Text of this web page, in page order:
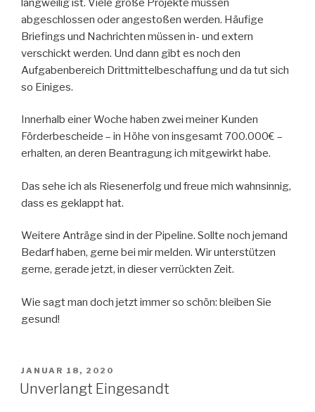
langweilig ist. Viele große Projekte müssen
abgeschlossen oder angestoßen werden. Häufige
Briefings und Nachrichten müssen in- und extern
verschickt werden. Und dann gibt es noch den
Aufgabenbereich Drittmittelbeschaffung und da tut sich
so Einiges.
Innerhalb einer Woche haben zwei meiner Kunden
Förderbescheide – in Höhe von insgesamt 700.000€ –
erhalten, an deren Beantragung ich mitgewirkt habe.
Das sehe ich als Riesenerfolg und freue mich wahnsinnig,
dass es geklappt hat.
Weitere Anträge sind in der Pipeline. Sollte noch jemand
Bedarf haben, gerne bei mir melden. Wir unterstützen
gerne, gerade jetzt, in dieser verrückten Zeit.
Wie sagt man doch jetzt immer so schön: bleiben Sie
gesund!
VERÖFFENTLICHT
AM
JANUAR 18, 2020
Unverlangt Eingesandt